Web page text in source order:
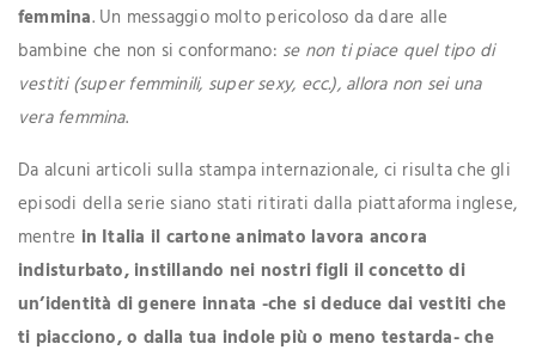
femmina. Un messaggio molto pericoloso da dare alle
bambine che non si conformano: se non ti piace quel tipo di
vestiti (super femminili, super sexy, ecc.), allora non sei una
vera femmina.
Da alcuni articoli sulla stampa internazionale, ci risulta che gli
episodi della serie siano stati ritirati dalla piattaforma inglese,
mentre in Italia il cartone animato lavora ancora
indisturbato, instillando nei nostri figli il concetto di
un’identità di genere innata -che si deduce dai vestiti che
ti piacciono, o dalla tua indole più o meno testarda- che